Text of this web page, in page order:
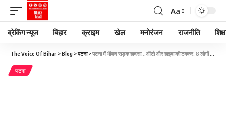
Aa
ब्रेकिंग न्यूज बिहार क्राइम खेल मनोरंजन राजनीति
The Voice Of Bihar >Blog >पटना>पटना में भीषण सड़क हादसा…ऑटो और हाइवा की टक्कर, 8 लोगों की मौत, 5 घायल
पटना